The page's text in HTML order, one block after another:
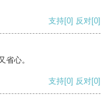
支持[0] 反对[0]
省心。
支持[0] 反对[0]